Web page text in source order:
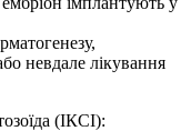
невдале лікування
(ІКСІ):